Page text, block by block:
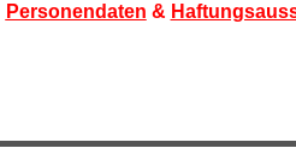
Personendaten &